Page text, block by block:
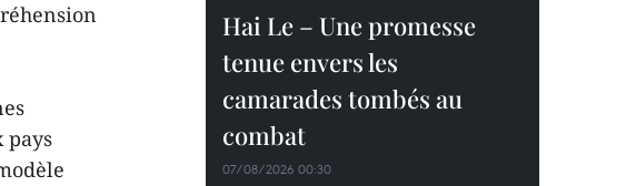
pays
Hai Le – Une promesse
tenue envers les
camarades tombés au
combat
07/08/2026 00:30